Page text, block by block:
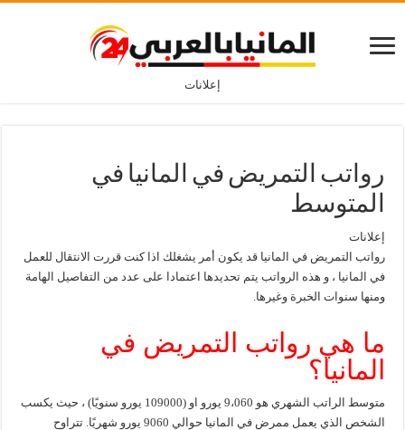
إعلانات
رواتب التمريض في المانيا في
المتوسط
إعلانات
رواتب التمريض في المانيا قد يكون أمر يشغلك اذا كنت قررت الانتقال للعمل
في المانيا ، و هذه الرواتب يتم تحديدها اعتمادا على عدد من التفاصيل الهامة
ومنها سنوات الخبرة وغيرها.
ما هي رواتب التمريض في
المانيا؟
متوسط ​​الراتب الشهري هو 9،060 يورو او (109000 يورو سنويًا) ، حيث يكسب
الشخص الذي يعمل ممرض في المانيا حوالي 9060 يورو شهريًا. تتراوح